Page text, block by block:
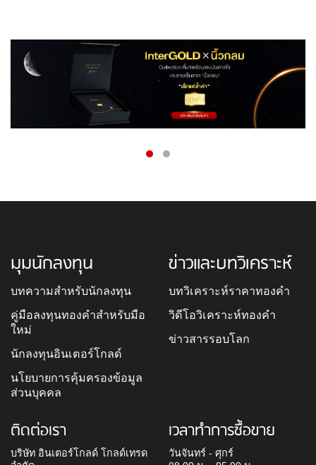
มุมนักลงทุน
บทความสำหรับนักลงทุน
คู่มือลงทุนทองคำสำหรับมือ
ใหม่
นักลงทุนอินเตอร์โกลด์
นโยบายการคุ้มครองข้อมูล
ส่วนบุคคล
ข่าวและบทวิเคราะห์
บทวิเคราะห์ราคาทองคำ
วิดีโอวิเคราะห์ทองคำ
ข่าวสารรอบโลก
ติดต่อเรา
บริษัท อินเตอร์โกลด์ โกลด์เทรด
เวลาทำการซื้อขาย
วันจันทร์ - ศุกร์